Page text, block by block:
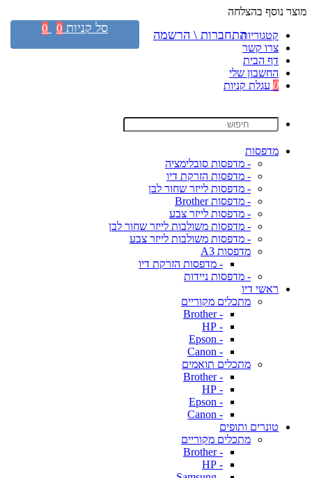
מוצר נוסף בהצלחה
קטגוריות
צרו קשר
דף הבית
החשבון שלי
0 עגלת קניות
מדפסות
- מדפסות סובלימציה
- מדפסות הזרקת דיו
- מדפסות לייזר שחור לבן
- מדפסות Brother
- מדפסות לייזר צבע
- מדפסות משולבות לייזר שחור לבן
- מדפסות משולבות לייזר צבע
מדפסות A3
- מדפסות הזרקת דיו
- מדפסות ניידות
ראשי דיו
מתכלים מקוריים
- Brother
- HP
- Epson
- Canon
מתכלים תואמים
- Brother
- HP
- Epson
- Canon
טונרים ותופים
מתכלים מקוריים
- Brother
- HP
התחברות \ הרשמה סל קניות 0
0